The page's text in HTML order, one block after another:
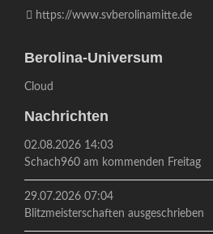
https://www.svberolinamitte.de
Berolina-Universum
Cloud
Nachrichten
02.08.2026 14:03
Schach960 am kommenden Freitag
29.07.2026 07:04
Blitzmeisterschaften ausgeschrieben